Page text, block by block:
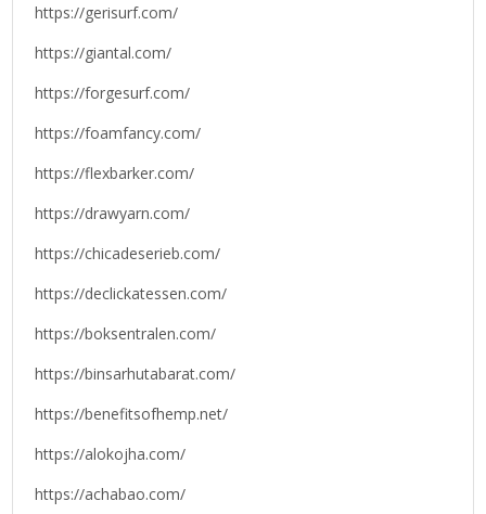
https://gerisurf.com/
https://giantal.com/
https://forgesurf.com/
https://foamfancy.com/
https://flexbarker.com/
https://drawyarn.com/
https://chicadeserieb.com/
https://declickatessen.com/
https://boksentralen.com/
https://binsarhutabarat.com/
https://benefitsofhemp.net/
https://alokojha.com/
https://achabao.com/